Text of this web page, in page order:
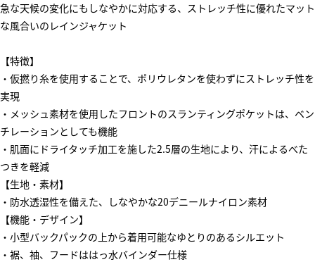
急な天候の変化にもしなやかに対応する、ストレッチ性に優れたマット
な風合いのレインジャケット
【特徴】
・仮撚り糸を使用することで、ポリウレタンを使わずにストレッチ性を
実現
・メッシュ素材を使用したフロントのスランティングポケットは、ベン
チレーションとしても機能
・肌面にドライタッチ加工を施した2.5層の生地により、汗によるべた
つきを軽減
【生地・素材】
・防水透湿性を備えた、しなやかな20デニールナイロン素材
【機能・デザイン】
・小型バックパックの上から着用可能なゆとりのあるシルエット
・裾、袖、フードははっ水バインダー仕様